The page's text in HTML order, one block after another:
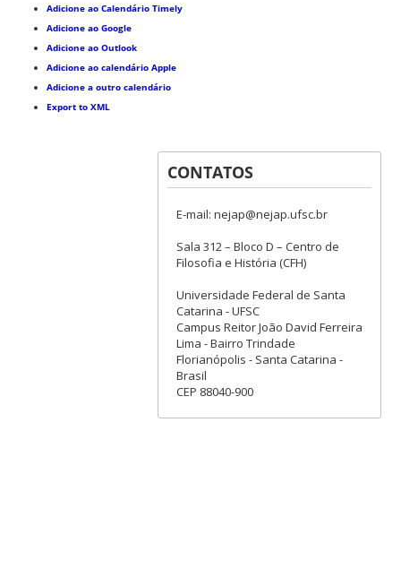
Adicione ao Calendário Timely
Adicione ao Google
Adicione ao Outlook
Adicione ao calendário Apple
Adicione a outro calendário
Export to XML
CONTATOS
E-mail: nejap@nejap.ufsc.br
Sala 312 – Bloco D – Centro de
Filosofia e História (CFH)
Universidade Federal de Santa
Catarina - UFSC
Campus Reitor João David Ferreira
Lima - Bairro Trindade
Florianópolis - Santa Catarina -
Brasil
CEP 88040-900